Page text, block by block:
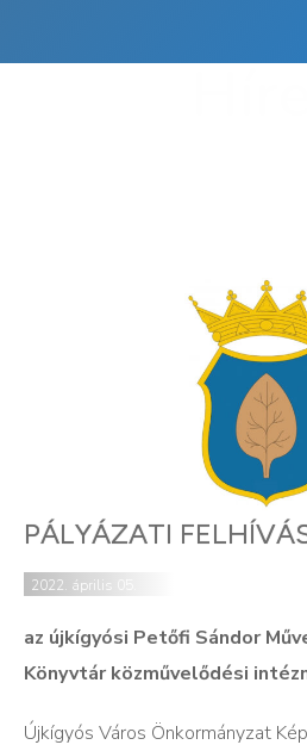
PÁLYÁZATI
2022. április 05.
az újkígyósi Petőfi Sándor
Könyvtár közművelődési
Újkígyós Város Önkormányzat